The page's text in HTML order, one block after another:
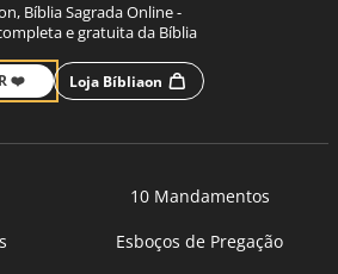
Bíblia Sagrada Online -
e gratuita da Bíblia
❤️ Loja Bíbliaon
10 Mandamentos
Esboços de Pregação